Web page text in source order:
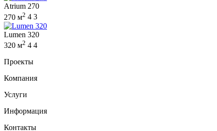
Atrium 270
270 м2 4 3
Lumen 320
320 м2 4 4
Проекты
Компания
Услуги
Информация
Контакты